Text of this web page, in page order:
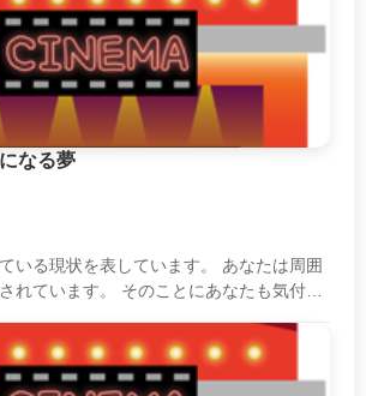
なる夢
現状を表しています。 あなたは周囲
そのことにあなたも気付
されていること・・・